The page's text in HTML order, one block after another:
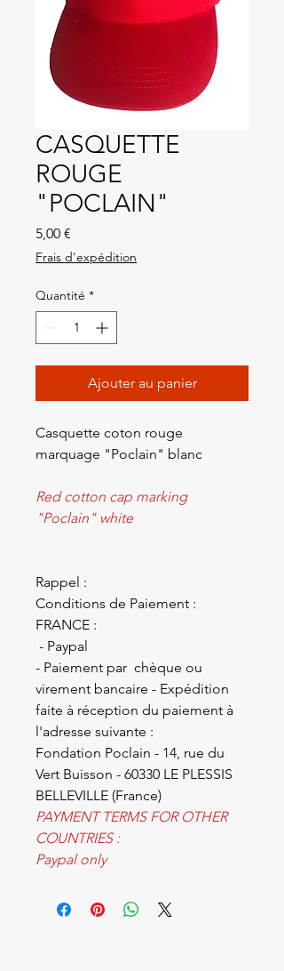
CASQUETTE
ROUGE
"POCLAIN"
5,00 €
Frais d'expédition
Quantité *
Ajouter au panier
Casquette coton rouge
marquage "Poclain" blanc
Red cotton cap marking
"Poclain" white
Rappel :
Conditions de Paiement :
FRANCE :
- Paypal
- Paiement par chèque ou
virement bancaire - Expédition
faite à réception du paiement à
l'adresse suivante :
Fondation Poclain - 14, rue du
Vert Buisson - 60330 LE PLESSIS
BELLEVILLE (France)
PAYMENT TERMS FOR OTHER
COUNTRIES :
Paypal only